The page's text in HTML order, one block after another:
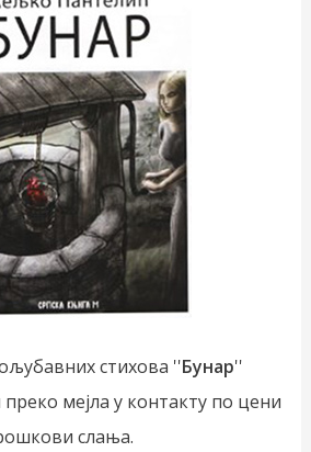
стихова ''Бунар''
мејла у контакту по цени
слања.